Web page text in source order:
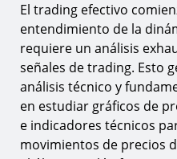
El trading efectivo
entendimiento de la
requiere un análisis
señales de trading. Esto
análisis técnico y
en estudiar gráficos de
e indicadores técnicos
movimientos de precios